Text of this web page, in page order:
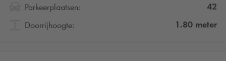
Parkeerplaatsen:
42
Doorrijhoogte:
1.80 meter